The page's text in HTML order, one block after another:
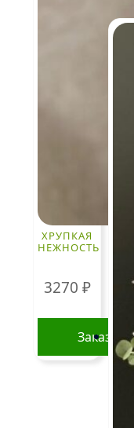
ХРУПКАЯ
НЕЖНОСТЬ
3270 ₽
Заказать